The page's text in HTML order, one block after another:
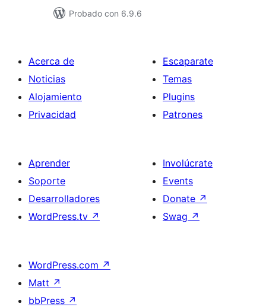
Probado con 6.9.6
Acerca de
Noticias
Alojamiento
Privacidad
Escaparate
Temas
Plugins
Patrones
Aprender
Soporte
Desarrolladores
WordPress.tv ↗
Involúcrate
Events
Donate ↗
Swag ↗
WordPress.com ↗
Matt ↗
bbPress ↗